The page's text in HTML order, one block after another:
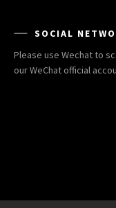
SOCIAL
Please use Wechat to
our WeChat official